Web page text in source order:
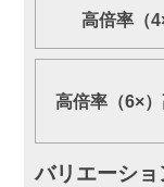
高倍率（
高倍率（6×
バリエーショ